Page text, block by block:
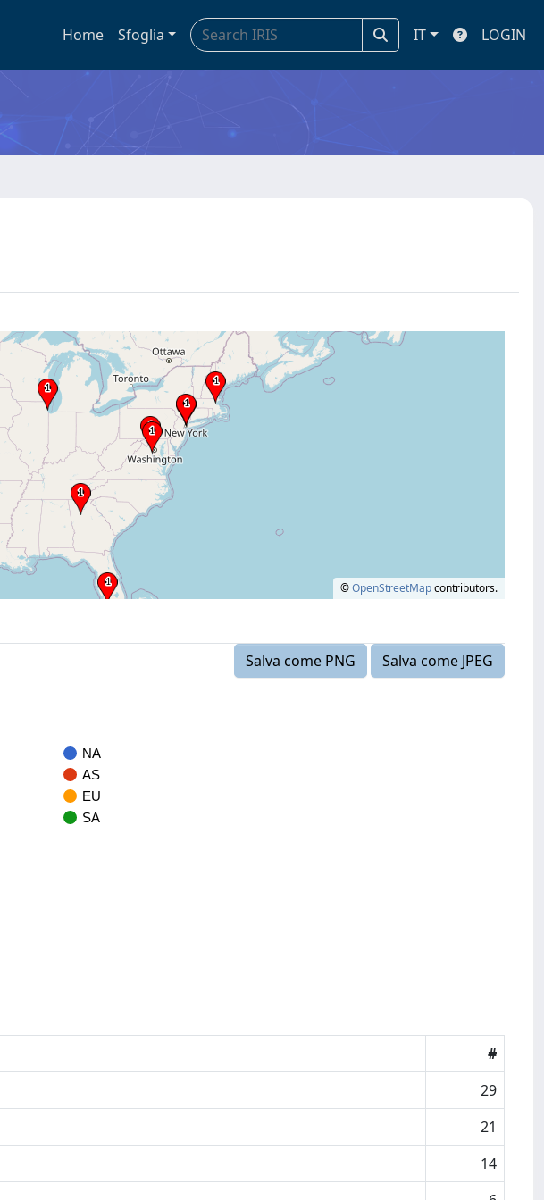
Home Sfoglia IT LOGIN
©OpenStreetMapcontributors.
Salva come PNG
Salva come JPEG
NA
AS
EU
SA
#
29
21
14